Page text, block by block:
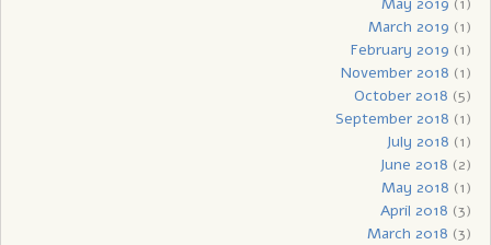
March 2019 (1)
February 2019 (1)
November 2018 (1)
October 2018 (5)
September 2018 (1)
July 2018 (1)
June 2018 (2)
May 2018 (1)
April 2018 (3)
March 2018 (3)